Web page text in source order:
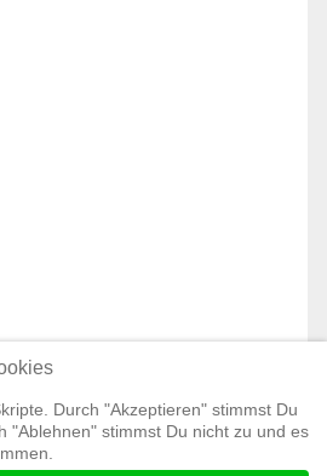
Durch "Akzeptieren" stimmst Du
"Ablehnen" stimmst Du nicht zu und es